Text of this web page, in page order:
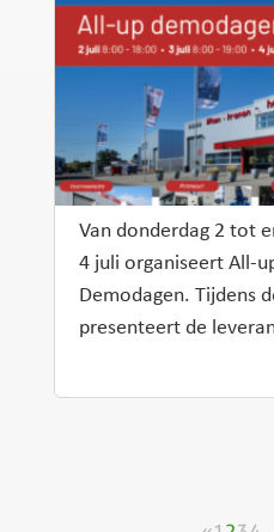
Van donderdag 2 tot
4 juli organiseert All-
Demodagen. Tijdens
presenteert de